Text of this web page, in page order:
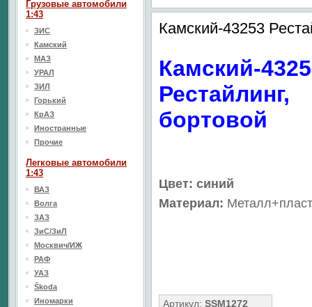
Камский-43253
Камский-
Рестайлинг,
бортовой
Цвет: синий
Материал:
Артикул: SSM1272
Грузовые автомобили
1:43
ЗИС
Камский
МАЗ
УРАЛ
ЗИЛ
Горький
КрАЗ
Иностранные
Прочие
Легковые автомобили
1:43
ВАЗ
Волга
ЗАЗ
ЗиС/ЗиЛ
Москвич/ИЖ
РАФ
УАЗ
Škoda
Иномарки